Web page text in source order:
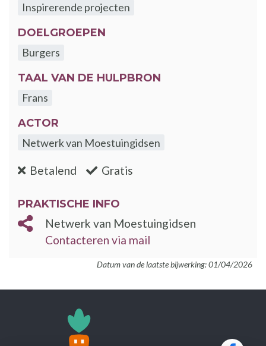
Inspirerende projecten
DOELGROEPEN
Burgers
TAAL VAN DE HULPBRON
Frans
ACTOR
Netwerk van Moestuingidsen
Betalend :nee Gratis
PRAKTISCHE INFO
Netwerk van Moestuingidsen
Contacteren via mail
Datum van de laatste bijwerking: 01/04/2026